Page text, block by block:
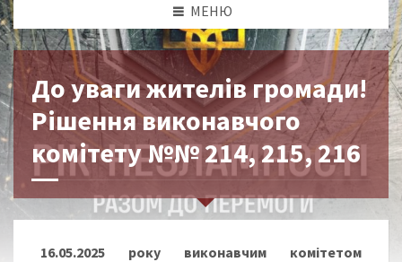
МЕНЮ
До уваги жителів громади!
Рішення виконавчого
комітету №№ 214, 215, 216
16.05.2025 року виконавчим комітетом